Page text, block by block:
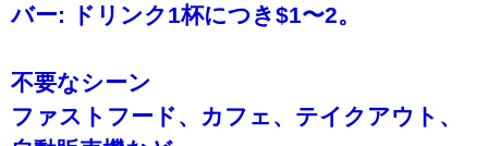
バー: ドリンク1杯につき$1〜2。
不要なシーン
ファストフード、カフェ、テイクアウト、